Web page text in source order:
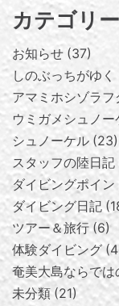
カテゴリー
お知らせ 37
しのぶっちがゆく
アマミホシゾラ
ウミガメシュノー
シュノーケル 23
スタッフの陸日記
ダイビングポイン
ダイビング日記
ツアー＆旅行 6
体験ダイビング
奄美大島ならで
未分類 21